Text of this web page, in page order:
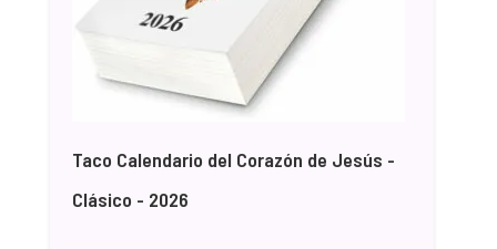
Taco Calendario del Corazón de Jesús -
Clásico - 2026